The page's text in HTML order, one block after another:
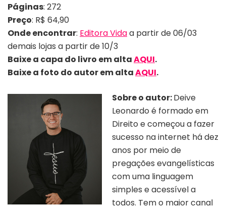
Páginas: 272
Preço: R$ 64,90
Onde encontrar: Editora Vidaa partir de 06/03
demais lojas a partir de 10/3
Baixe a capa do livro em altaAQUI.
Baixe a foto do autor em altaAQUI.
Sobre o autor:Deive
Leonardo é formado em
Direito e começou a fazer
sucesso na internet há dez
anos por meio de
pregações evangelísticas
com uma linguagem
simples e acessível a
todos. Tem o maior canal